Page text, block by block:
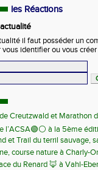
les Réactions
il faut posséder un
identifier ou vous
Creutzwald et Marathon
l’ACSA🟢⚪️ à la 5ème
et Trail du terril sauvage,
course nature à Charly-
du Renard 🦊 à Vahl-